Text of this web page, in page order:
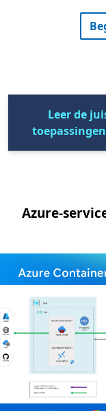
Leer de
Azure-